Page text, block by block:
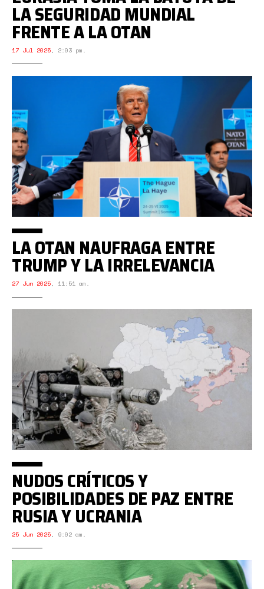
LA SEGURIDAD MUNDIAL
FRENTE A LA OTAN
17 Jul 2025, 2:03 pm.
LA OTAN NAUFRAGA ENTRE
TRUMP Y LA IRRELEVANCIA
27 Jun 2025, 11:51 am.
NUDOS CRÍTICOS Y
POSIBILIDADES DE PAZ ENTRE
RUSIA Y UCRANIA
25 Jun 2025, 9:02 am.